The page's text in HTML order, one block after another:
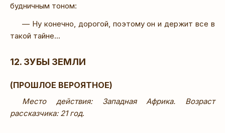
будничным тоном:
— Ну конечно, дорогой, поэтому он и держит все в
такой тайне...
12. ЗУБЫ ЗЕМЛИ
(ПРОШЛОЕ ВЕРОЯТНОЕ)
Место действия: Западная Африка. Возраст
рассказчика: 21 год.